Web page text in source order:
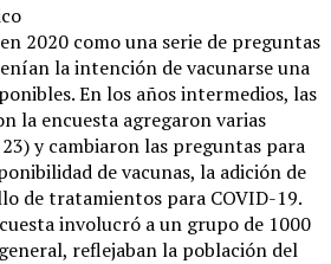
2020 como una serie de preguntas
la intención de vacunarse una
En los años intermedios, las
la encuesta agregaron varias
y cambiaron las preguntas para
de vacunas, la adición de
de tratamientos para COVID-19.
involucró a un grupo de 1000
reflejaban la población del